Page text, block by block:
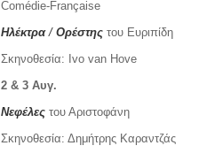
Comédie-Française
Ηλέκτρα/ Ορέστης του Ευριπίδη
Σκηνοθεσία: Ivo van Hove
2 & 3 Aυγ.
Νεφέλες του Αριστοφάνη
Σκηνοθεσία: Δημήτρης Καραντζάς